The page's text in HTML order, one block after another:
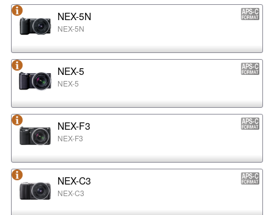
NEX-5N
NEX-5N
NEX-5
NEX-5
NEX-F3
NEX-F3
NEX-C3
NEX-C3